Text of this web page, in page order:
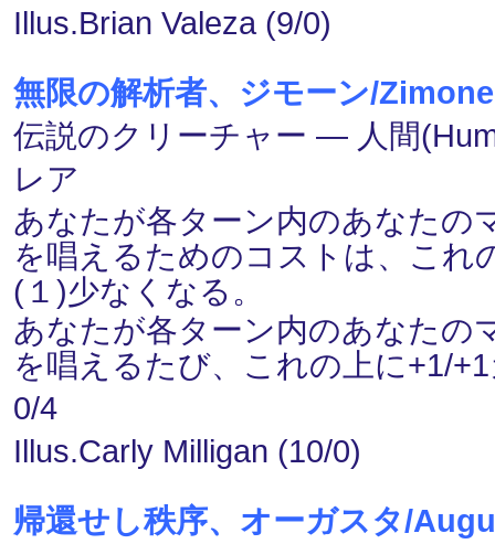
Illus.Brian Valeza (9/0)
無限の解析者、ジモーン/
伝説のクリーチャー ― 人間
レア
あなたが各ターン内のあなたの
を唱えるためのコストは、これ
(１)少なくなる。
あなたが各ターン内のあなたの
を唱えるたび、これの上に+1/
0/4
Illus.Carly Milligan (10/0)
帰還せし秩序、オーガスタ/